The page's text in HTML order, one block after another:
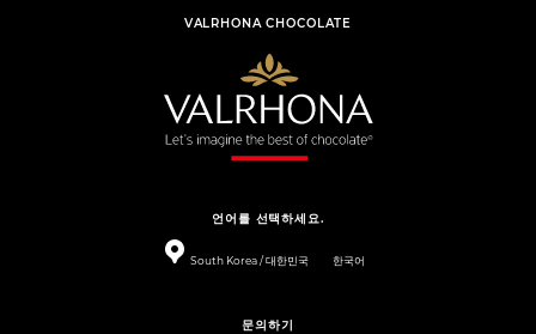
VALRHONA CHOCOLATE
언어를 선택하세요.
South Korea / 대한민국 한국어
문의하기